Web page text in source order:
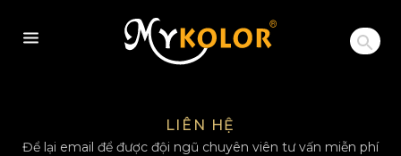
MYKOLOR
LIÊN HỆ
Để lại email để được đội ngũ chuyên viên tư vấn miễn phí